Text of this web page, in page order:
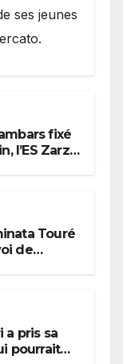
ses jeunes
fixé
l’ES Zarzis
Touré
de
a pris sa
pourrait